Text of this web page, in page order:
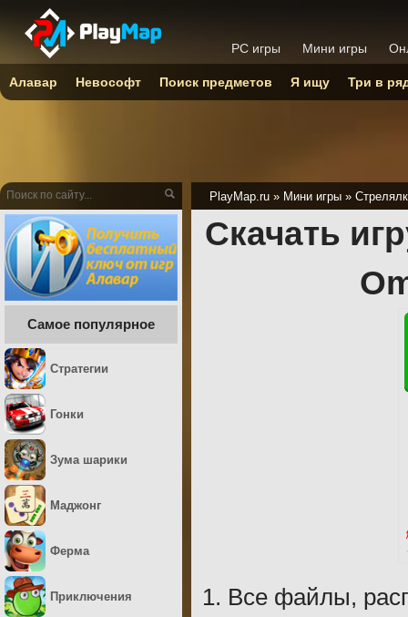
PlayMap.ru » Мини игры »
Скачать
Все файлы,
Самое популярное
Стратегии
Гонки
Зума шарики
Маджонг
Ферма
Приключения
PC игры Мини игры
Алавар Невософт Поиск предметов Я ищу Три в